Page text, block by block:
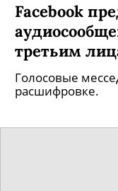
Facebook
третьим
Голосовые
расшифровке.